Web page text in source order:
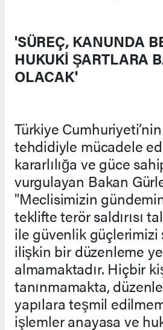
'SÜREÇ, KANUNDA
HUKUKİ ŞARTLARA
OLACAK'
Türkiye
tehdidiyle mücadele
kararlılığa ve güce
vurgulayan Bakan
"Meclisimizin
teklifte terör saldırısı
ile güvenlik
ilişkin bir düzenleme
almamaktadır. Hiçbir
tanınmamakta,
yapılara teşmil
işlemler anayasa ve